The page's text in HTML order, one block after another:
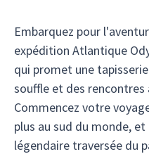
Embarquez pour
expédition Atlantique
qui promet une
souffle et des rencontres
Commencez votre
plus au sud du monde,
légendaire traversée du